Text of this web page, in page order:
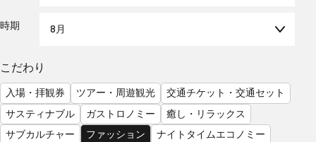
る
気
を
見
る
時期 8月
こだわり
入場・拝観券 ツアー・周遊観光
交通チケット・交通セット
サスティナブル
ガストロノミー
癒し・リラックス
サブカルチャー
ファッション
ナイトタイムエコノミー